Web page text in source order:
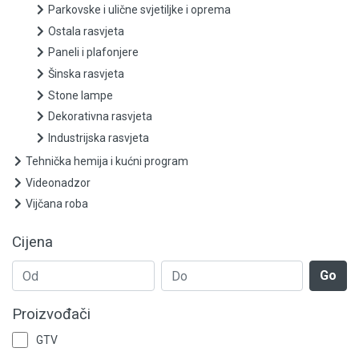
Sijalice
Senzori pokreta i fotoćelije
Panik lampe
Parkovske i ulične svjetiljke i oprema
Ostala rasvjeta
Paneli i plafonjere
Šinska rasvjeta
Stone lampe
Dekorativna rasvjeta
Parkovske i ulične svjetiljke i oprema
Ostala rasvjeta
Paneli i plafonjere
Šinska rasvjeta
Stone lampe
Dekorativna rasvjeta
Industrijska rasvjeta
Tehnička hemija i kućni program
Videonadzor
Vijčana roba
Cijena
Go
Proizvođači
GTV